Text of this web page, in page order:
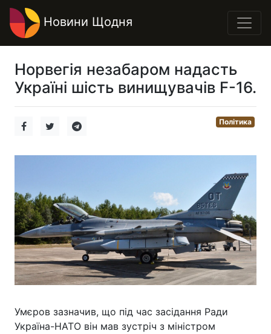
Новини Щодня
Норвегія незабаром надасть
Україні шість винищувачів F-16.
Політика
Умєров зазначив, що під час засідання Ради
Україна-НАТО він мав зустріч з міністром